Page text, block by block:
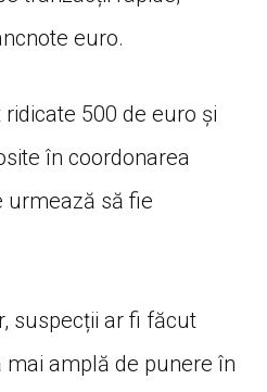
euro.
500 de euro și
în coordonarea
urmează să fie
suspecții ar fi făcut
amplă de punere în